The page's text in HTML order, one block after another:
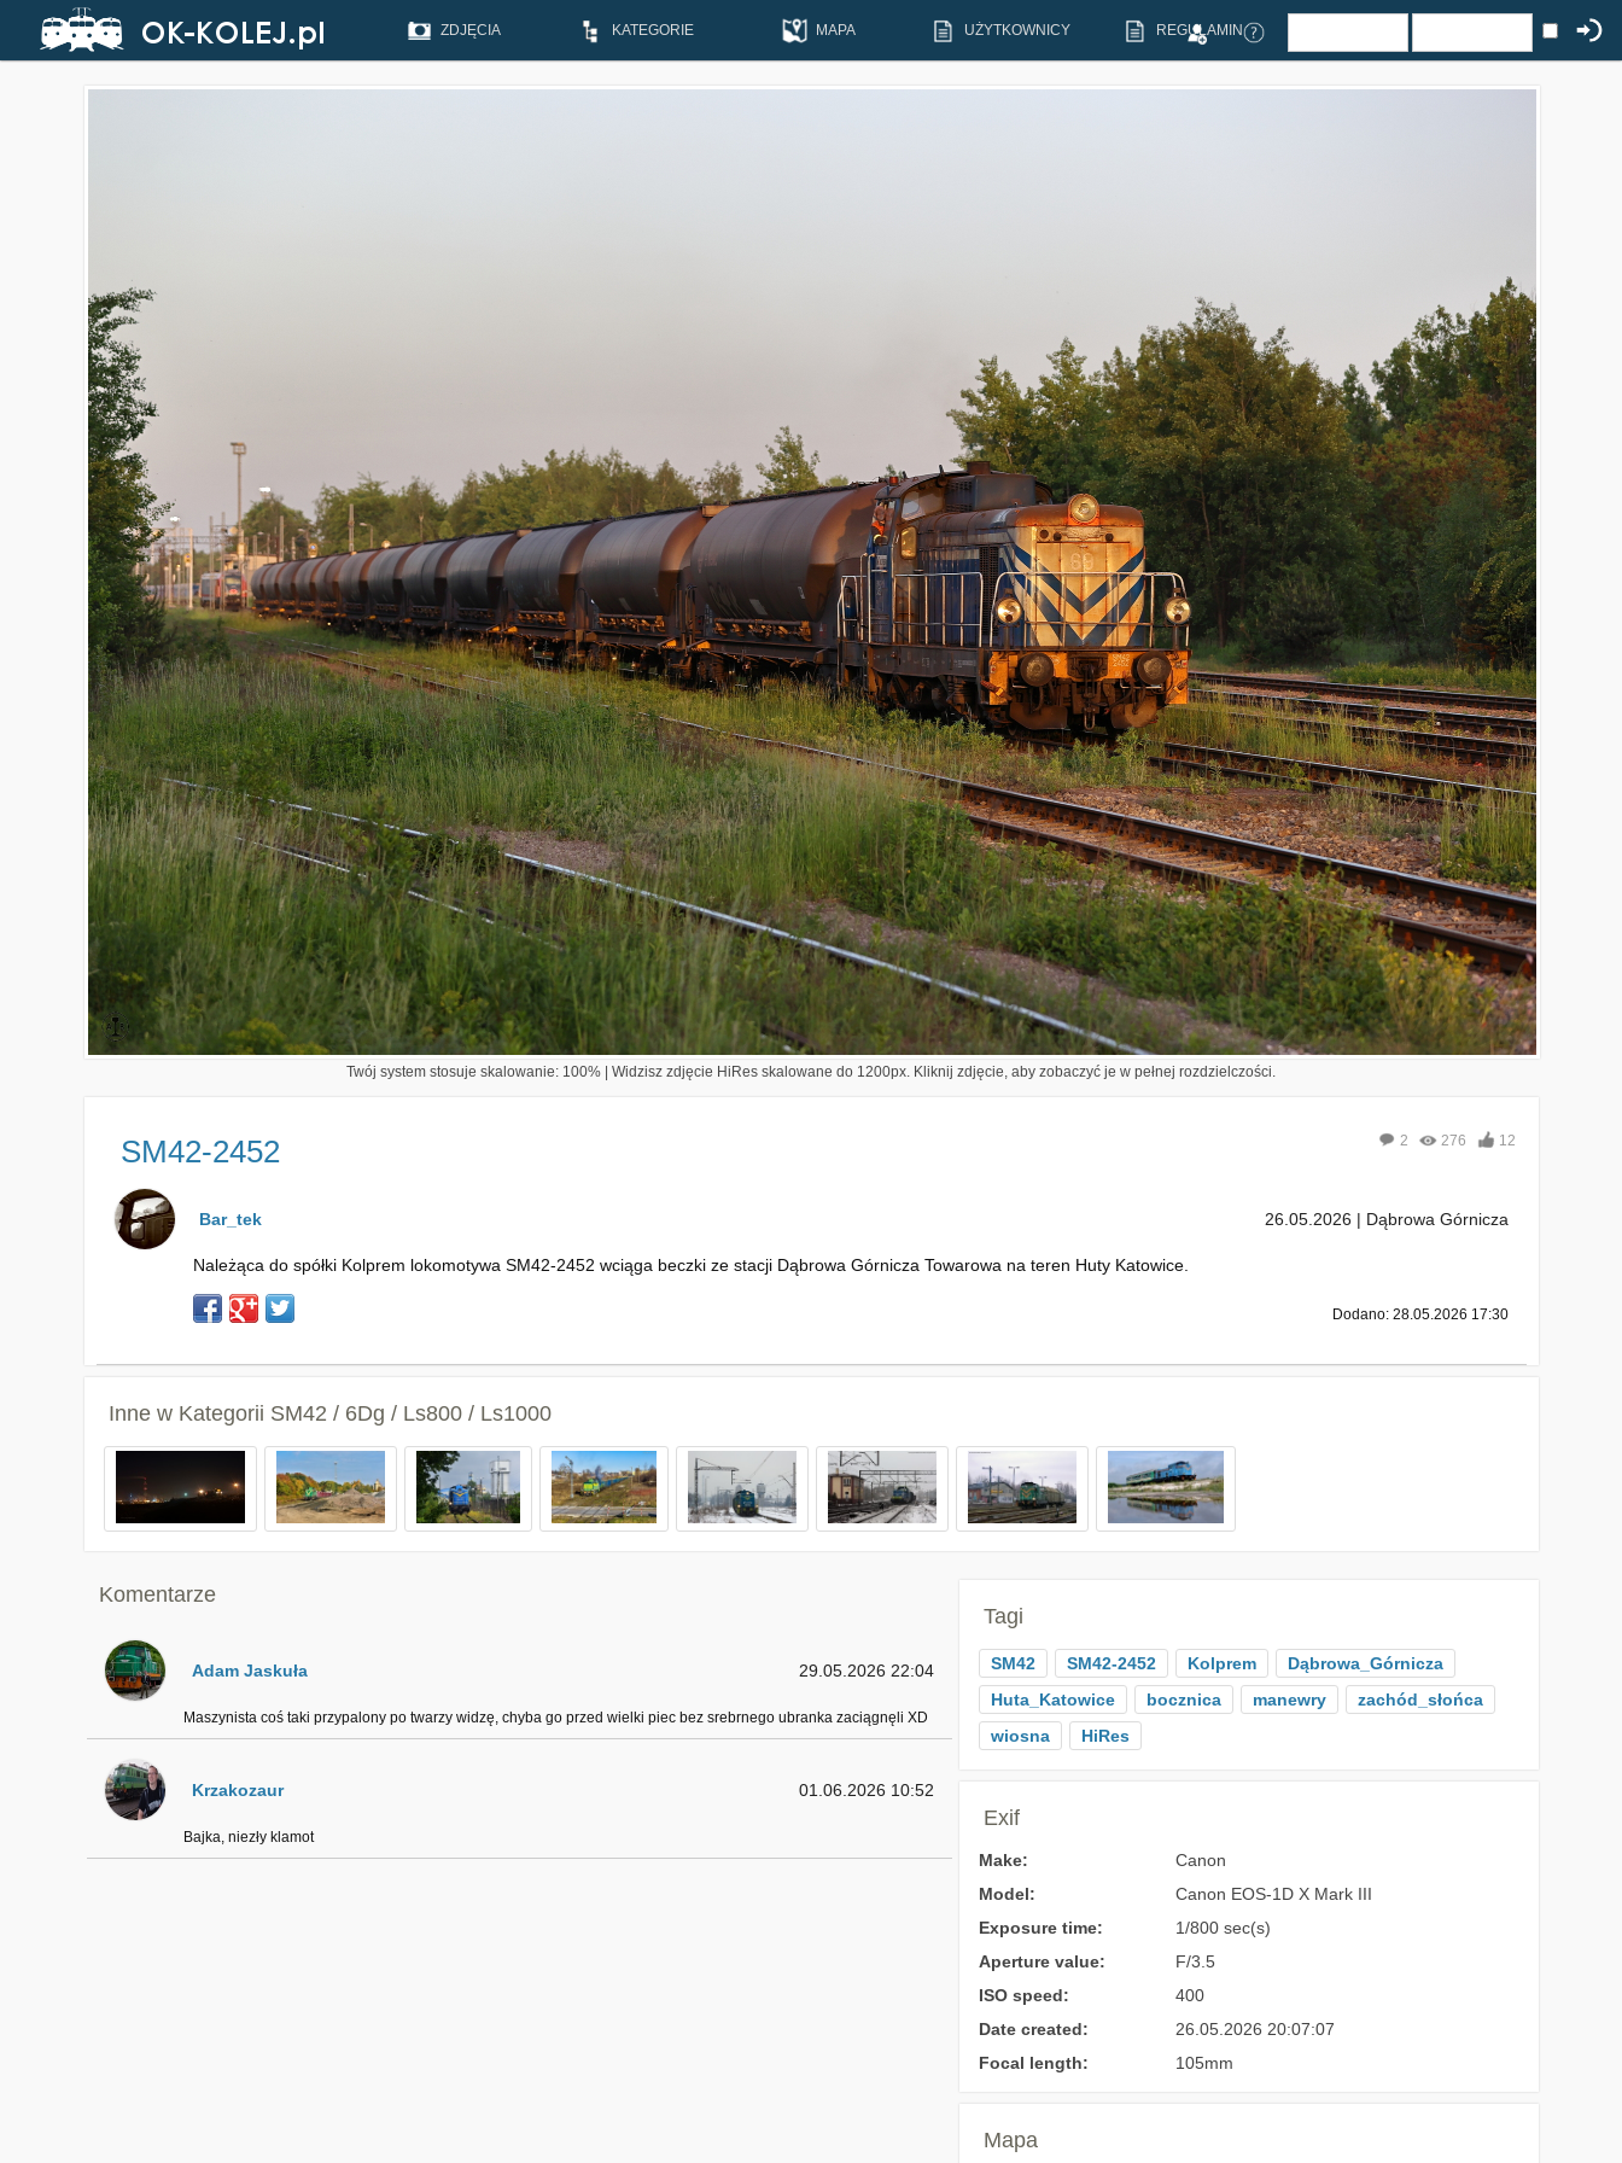
ZDJĘCIA KATEGORIE MAPA UŻYTKOWNICY REGULAMIN
Twój system stosuje skalowanie: 100% | Widzisz zdjęcie HiRes skalowane do 1200px. Kliknij zdjęcie, aby zobaczyć je w pełnej rozdzielczości.
SM42-2452 2 276 12
Bar_tek 26.05.2026 | Dąbrowa Górnicza
Należąca do spółki Kolprem lokomotywa SM42-2452 wciąga beczki ze stacji Dąbrowa Górnicza Towarowa na teren Huty Katowice.
Dodano: 28.05.2026 17:30
Inne w Kategorii SM42 / 6Dg / Ls800 / Ls1000
Komentarze
Adam Jaskuła 29.05.2026 22:04
Maszynista coś taki przypalony po twarzy widzę, chyba go przed wielki piec bez srebrnego ubranka zaciągnęli XD
Krzakozaur 01.06.2026 10:52
Bajka, niezły klamot
Tagi
SM42 SM42-2452 Kolprem
Dąbrowa_Górnicza
Huta_Katowice
bocznica manewry
zachód_słońca
wiosna
HiRes
Exif
Make:
Canon
Model:
Canon EOS-1D X Mark III
Exposure time:
1/800 sec(s)
Aperture value:
F/3.5
ISO speed:
400
Date created:
26.05.2026 20:07:07
Focal length:
105mm
Mapa